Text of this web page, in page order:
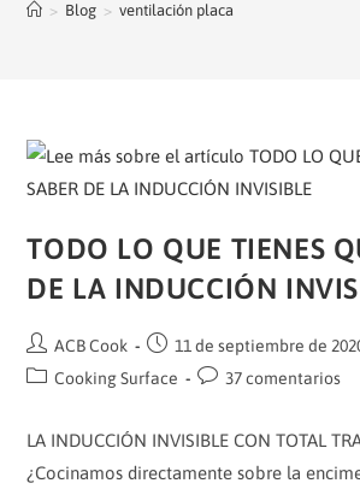
> Blog > ventilación placa
TODO LO QUE TIENES
DE LA INDUCCIÓN
Autor
de
ACB Cook
Publicación
de
11 de septiembre de
Categoría
entrada:
Cooking Surface
Comentarios
entrada:
37 comentarios
LA INDUCCIÓN INVISIBLE CON TOTAL
¿Cocinamos directamente sobre la